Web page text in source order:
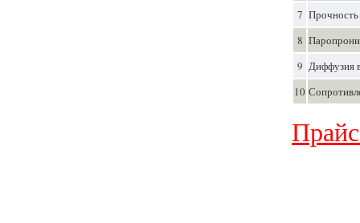
7 Прочность
8
9 Диффузия
10